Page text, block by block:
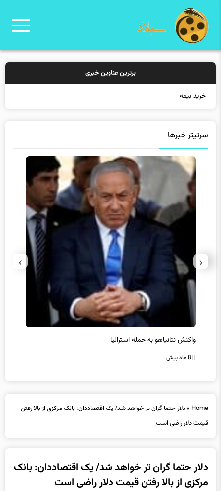
برترین عناوین خبری
خرید بیمه: سنتی یا
سرتیتر خبرها
واکنش نتانیاهو به حمله استرالیا
8 ماه پیش
‹
›
Home
»دلار حتما گران تر خواهد شد/ یک اقتصاددان: بانک مرکزی از بالا رفتن
قیمت دلار راضی است
دلار حتما گران تر خواهد شد/ یک اقتصاددان: بانک
مرکزی از بالا رفتن قیمت دلار راضی است